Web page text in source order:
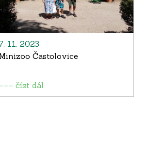
11. 2023
Častolovice
číst dál